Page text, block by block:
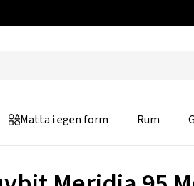
Matta i egen form Rum